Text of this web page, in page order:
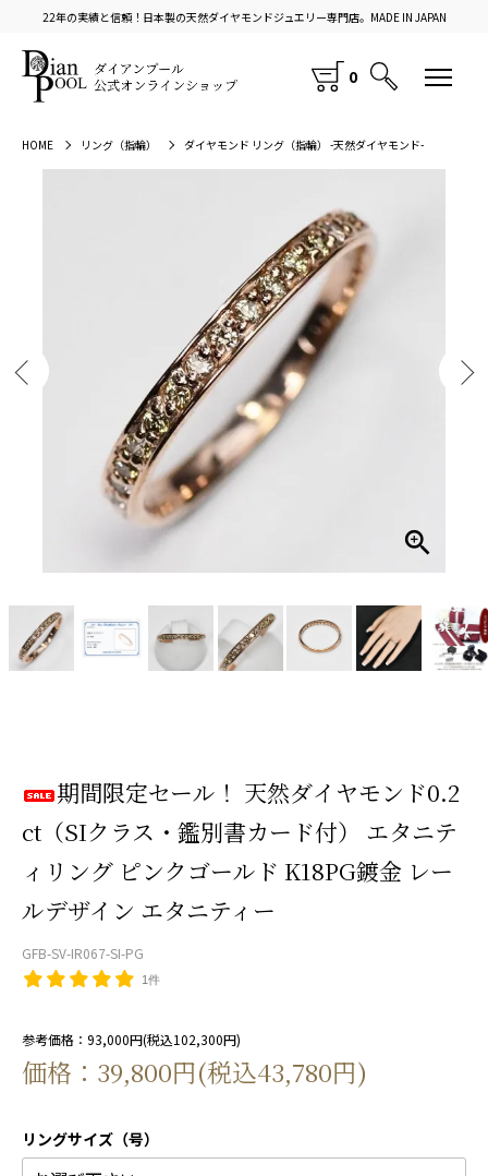
22年の実績と信頼！日本製の天然ダイヤモンドジュエリー専門店。MADE IN JAPAN
0
HOME リング（指輪） ダイヤモンド リング（指輪） -天然ダイヤモンド-
期間限定セール！ 天然ダイヤモンド0.2
ct（SIクラス・鑑別書カード付） エタニテ
ィリング ピンクゴールド K18PG鍍金 レー
ルデザイン エタニティー
GFB-SV-IR067-SI-PG
1件
参考価格：93,000円(税込102,300円)
価格：39,800円(税込43,780円)
リングサイズ（号）